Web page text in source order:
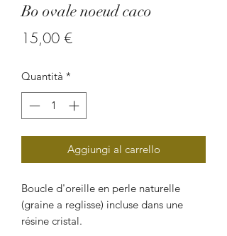
Bo ovale noeud caco
15,00 €Prezzo
Quantità *
Aggiungi al carrello
Boucle d'oreille en perle naturelle
(graine a reglisse) incluse dans une
résine cristal.